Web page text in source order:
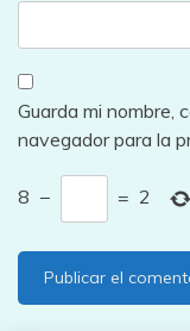
Guarda mi nombre,
navegador para la
8 − = 2